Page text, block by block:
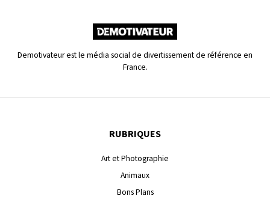
Demotivateur est le média social de divertissement de référence en
France.
RUBRIQUES
Art et Photographie
Animaux
Bons Plans